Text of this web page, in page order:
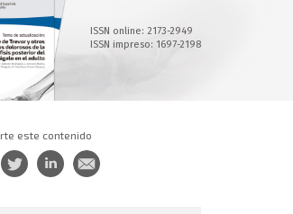
ISSN online: 2173-2949
ISSN impreso: 1697-2198
este contenido